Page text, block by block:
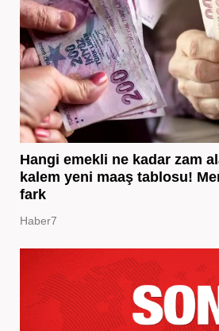
Hangi emekli ne kadar zam
kalem yeni maaş tablosu!
fark
Haber7